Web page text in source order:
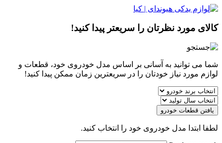
کالای مورد نظرتان را سریعتر پیدا کنید!
شما می توانید به آسانی بر اساس مدل خودروی خود، قطعات و
لوازم مورد نیاز خودتان را در سریعترین زمان ممکن پیدا کنید!
یافتن قطعات خودرو
لطفا ابتدا مدل خودروی خود را انتخاب کنید.